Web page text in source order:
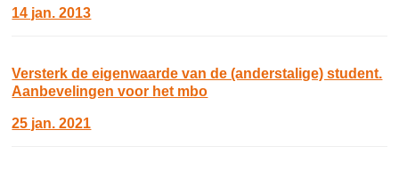
14 jan. 2013
Versterk de eigenwaarde van de (anderstalige) student.
Aanbevelingen voor het mbo
25 jan. 2021